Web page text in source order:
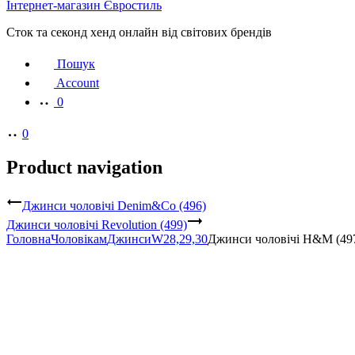
Інтернет-магазин Євростиль
Сток та секонд хенд онлайн від світових брендів
Пошук
Account
0
0
Product navigation
Джинси чоловічі Denim&Co (496)
Джинси чоловічі Revolution (499)
ГоловнаЧоловікамДжинсиW28,29,30Джинси чоловічі H&M